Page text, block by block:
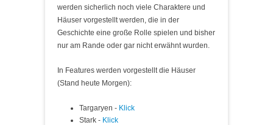
werden sicherlich noch viele Charaktere und
Häuser vorgestellt werden, die in der
Geschichte eine große Rolle spielen und bisher
nur am Rande oder gar nicht erwähnt wurden.
In Features werden vorgestellt die Häuser
(Stand heute Morgen):
Targaryen - Klick
Stark - Klick